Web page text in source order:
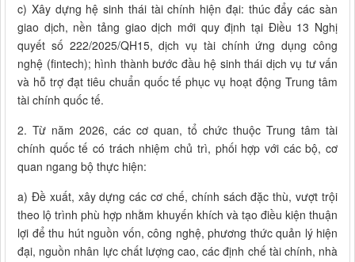
c) Xây dựng hệ sinh thái tài chính hiện đại: thúc đẩy các sàn
giao dịch, nền tảng giao dịch mới quy định tại Điều 13 Nghị
quyết số 222/2025/QH15, dịch vụ tài chính ứng dụng công
nghệ (fintech); hình thành bước đầu hệ sinh thái dịch vụ tư vấn
và hỗ trợ đạt tiêu chuẩn quốc tế phục vụ hoạt động Trung tâm
tài chính quốc tế.
2. Từ năm 2026, các cơ quan, tổ chức thuộc Trung tâm tài
chính quốc tế có trách nhiệm chủ trì, phối hợp với các bộ, cơ
quan ngang bộ thực hiện:
a) Đề xuất, xây dựng các cơ chế, chính sách đặc thù, vượt trội
theo lộ trình phù hợp nhằm khuyến khích và tạo điều kiện thuận
lợi để thu hút nguồn vốn, công nghệ, phương thức quản lý hiện
đại, nguồn nhân lực chất lượng cao, các định chế tài chính, nhà